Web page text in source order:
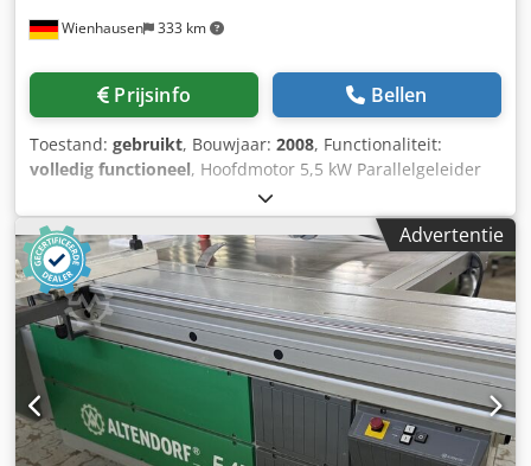
Wienhausen 333 km
Prijsinfo Bellen
Toestand: gebruikt, Bouwjaar: 2008, Functionaliteit:
volledig functioneel, Hoofdmotor 5,5 kW Parallelgeleider
Dwodpfeztbvwsx Afhsa Zaaglengte 3.500 mm Taallengte
2.200 mm Zaagbreedte 1.000 mm Voorsnijzaag 0,75 kW
Zwenkbereik +/- 0,5 - 47°
Advertentie